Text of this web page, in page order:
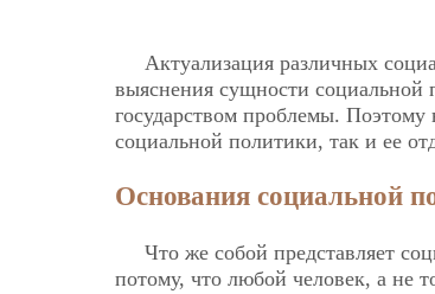
Актуализация различных
выяснения сущности социальной
государством проблемы.
социальной политики, так и ее
Основания социальной
Что же собой представляет
потому, что любой человек, а не